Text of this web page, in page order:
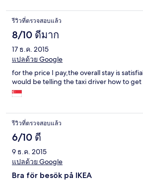
รีวิวที่ตรวจสอบแล้ว
8/10 ดีมาก
17 ธ.ค. 2015
แปลด้วย Google
for the price I pay,the overall stay is
would be telling the taxi driver how to
รีวิวที่ตรวจสอบแล้ว
6/10 ดี
9 ธ.ค. 2015
แปลด้วย Google
Bra för besök på IKEA